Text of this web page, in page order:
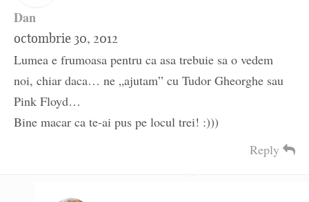
Dan
octombrie 30, 2012
Lumea e frumoasa pentru ca asa trebuie sa o vedem
noi, chiar daca… ne „ajutam” cu Tudor Gheorghe sau
Pink Floyd…
Bine macar ca te-ai pus pe locul trei! :)))
Reply